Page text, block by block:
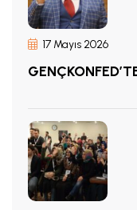
17 Mayıs 2026